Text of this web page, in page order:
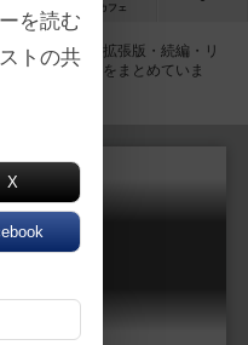
カフェ
ム一覧です。拡張版・続編・リ
性の強い作品をまとめていま
BIGBOX
を読む
トの共
X